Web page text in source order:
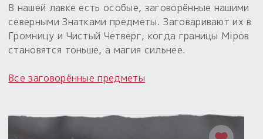
В нашей лавке есть особые, заговорённые нашими
северными Знатками предметы. Заговаривают их в
Громницу и Чистый Четверг, когда границы Мiров
становятся тоньше, а магия сильнее.
Все заговорённые предметы